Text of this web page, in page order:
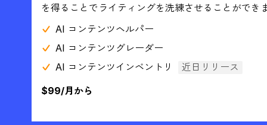
を得ることでライティングを洗練させることができ
AI コンテンツヘルパー
AI コンテンツグレーダー
AI コンテンツインベントリ
近日リリース
$99/月から